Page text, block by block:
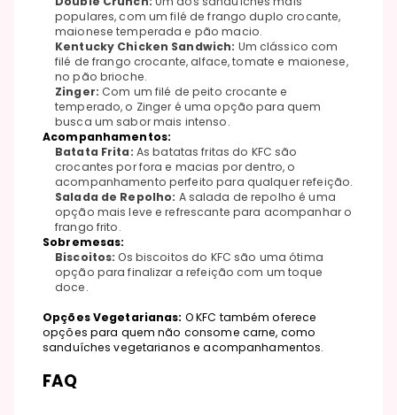
populares, com um filé de frango duplo crocante,
maionese temperada e pão macio.
Kentucky Chicken Sandwich: Um clássico com
filé de frango crocante, alface, tomate e maionese,
no pão brioche.
Zinger: Com um filé de peito crocante e
temperado, o Zinger é uma opção para quem
busca um sabor mais intenso.
Acompanhamentos:
Batata Frita: As batatas fritas do KFC são
crocantes por fora e macias por dentro, o
acompanhamento perfeito para qualquer refeição.
Salada de Repolho: A salada de repolho é uma
opção mais leve e refrescante para acompanhar o
frango frito.
Sobremesas:
Biscoitos: Os biscoitos do KFC são uma ótima
opção para finalizar a refeição com um toque
doce.
Opções Vegetarianas: O KFC também oferece
opções para quem não consome carne, como
sanduíches vegetarianos e acompanhamentos.
FAQ